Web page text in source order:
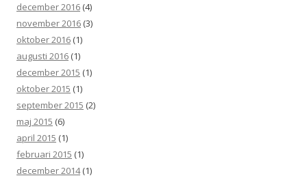
december 2016 (4)
november 2016 (3)
oktober 2016 (1)
augusti 2016 (1)
december 2015 (1)
oktober 2015 (1)
september 2015 (2)
maj 2015 (6)
april 2015 (1)
februari 2015 (1)
december 2014(1)